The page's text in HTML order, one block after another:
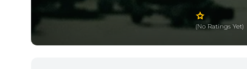
Pero no lo será
(No Ratings Yet)